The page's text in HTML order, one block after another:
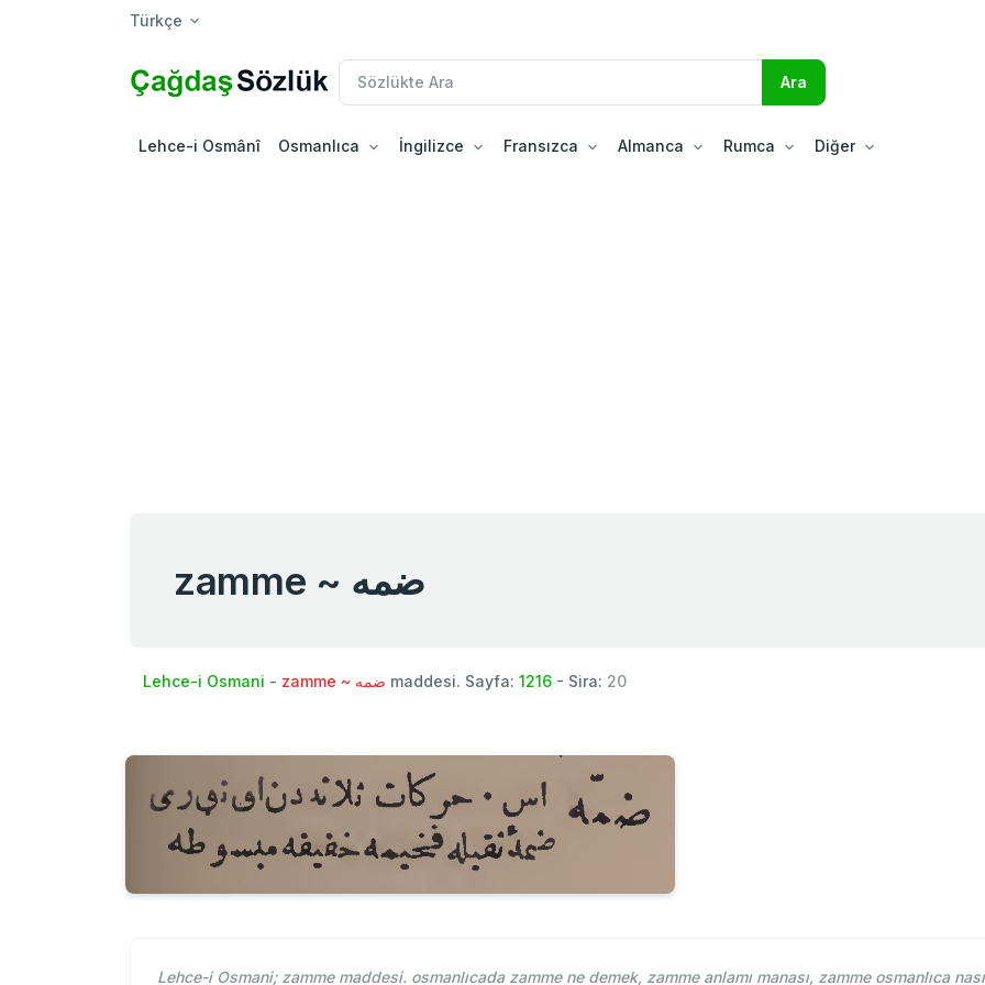
Türkçe
Lehce-i Osmânî Osmanlıca İngilizce Fransızca Almanca Rumca Diğer
zamme ~ ضمه
Lehce-i Osmani - zamme ~ ضمه maddesi. Sayfa: 1216 - Sira: 20
Lehce-i Osmani; zamme maddesi. osmanlıcada zamme ne demek, zamme anlamı manası, zamme osmanlıca